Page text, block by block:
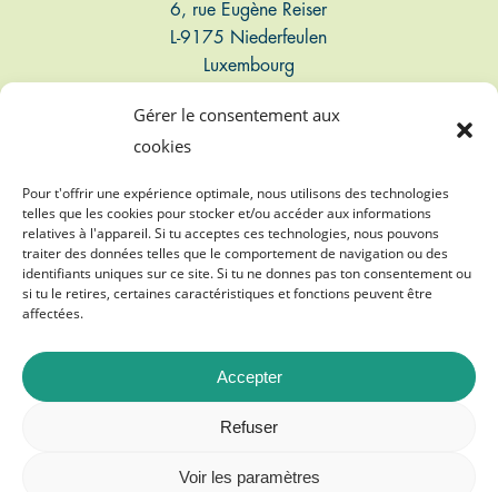
Gérer le consentement aux
cookies
Pour t'offrir une expérience optimale, nous utilisons des technologies
telles que les cookies pour stocker et/ou accéder aux informations
relatives à l'appareil. Si tu acceptes ces technologies, nous pouvons
traiter des données telles que le comportement de navigation ou des
identifiants uniques sur ce site. Si tu ne donnes pas ton consentement ou
si tu le retires, certaines caractéristiques et fonctions peuvent être
affectées.
Accepter
Refuser
Voir les paramètres
6, rue Eugène Reiser
L-9175 Niederfeulen
Luxembourg
T: +352 661 497 947
E: info@biogasvereenegung.lu
Biogasvereenegung A.s.b.l.
Protection des données